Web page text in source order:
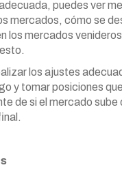
puedes ver
mercados, cómo se
los mercados
los ajustes
y tomar posiciones
de si el mercado sube